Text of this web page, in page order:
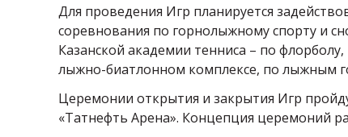
Для проведения Игр планируется
соревнования по горнолыжному спорту и
Казанской академии тенниса – по
лыжно-биатлонном комплексе, по лыжным
Церемонии открытия и закрытия Игр
«Татнефть Арена». Концепция церемоний